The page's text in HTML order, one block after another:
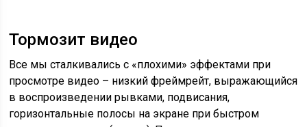
Тормозит видео
Все мы сталкивались с «плохими» эффектами при
просмотре видео – низкий фреймрейт, выражающийся
в воспроизведении рывками, подвисания,
горизонтальные полосы на экране при быстром